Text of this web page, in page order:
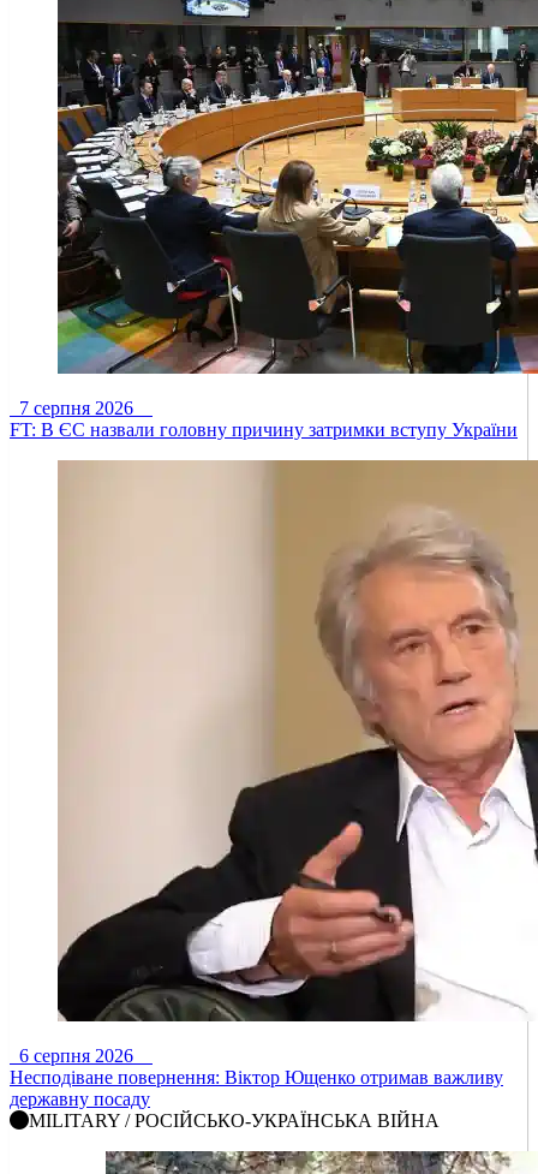
7 серпня 2026
FT: В ЄС назвали головну причину затримки вступу України
6 серпня 2026
Несподіване повернення: Віктор Ющенко отримав важливу
державну посаду
MILITARY / РОСІЙСЬКО-УКРАЇНСЬКА ВІЙНА